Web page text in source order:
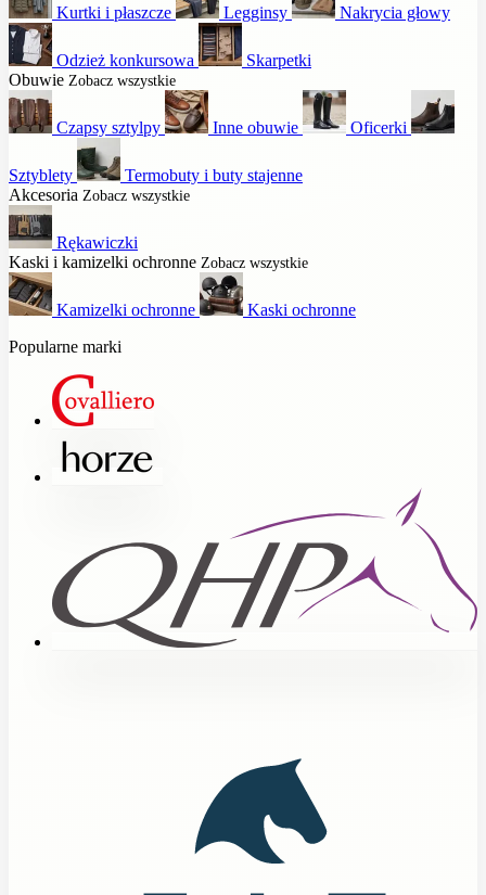
Kurtki i płaszcze Legginsy Nakrycia głowy
Odzież konkursowa
Skarpetki
Obuwie Zobacz wszystkie
Czapsy sztylpy Inne obuwie Oficerki
Sztyblety
Termobuty i buty stajenne
Akcesoria Zobacz wszystkie
Rękawiczki
Kaski i kamizelki ochronne Zobacz wszystkie
Kamizelki ochronne
Kaski ochronne
Popularne marki